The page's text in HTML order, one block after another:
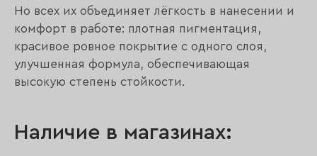
Но всех их объединяет лёгкость в нанесении и
комфорт в работе: плотная пигментация,
красивое ровное покрытие с одного слоя,
улучшенная формула, обеспечивающая
высокую степень стойкости.
Наличие в магазинах: